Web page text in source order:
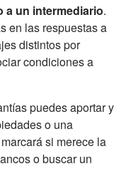
a un intermediario.
en las respuestas a
distintos por
condiciones a
puedes aportar y
o una
si merece la
o buscar un